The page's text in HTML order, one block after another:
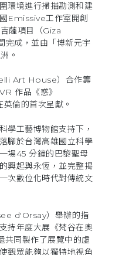
環境進行掃描勘測和建
Emissive工作室開創
薩項目（Giza
完成，並由「博新元宇
。
Art House）合作籌
作品《惑》
倫的首次呈獻。
學工藝博物館支持下，
腳於台灣高雄國立科學
場45 分鐘的巴黎聖母
興起與永恆，並完整揭
次數位化時代對傳統文
d'Orsay）舉辦的指
持年度大展《梵谷在奧
共同製作了展覽中的虛
觀眾能夠以獨特地視角